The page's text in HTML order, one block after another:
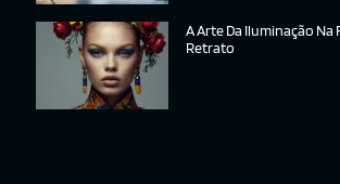
A Arte Da Iluminação
Retrato